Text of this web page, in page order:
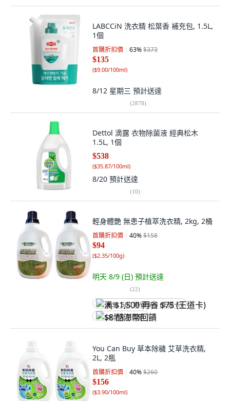
LABCCiN 洗衣精 松葉香 補充包, 1.5L,
1個
首購折扣價 63%$373
$135
($9.00/100ml)
8/12 星期三 預計送達
(2878)
Dettol 滴露 衣物除菌液 經典松木
1.5L, 1個
$538
($35.87/100ml)
8/20 預計送達
(10)
輕身體艷 無患子植萃洗衣精, 2kg, 2桶
首購折扣價 40%$158
$94
($2.35/100g)
明天 8/9 (日) 預計送達
(22)
满 $1,500 再省 $75 (王道卡)
$8 酷澎幣回饋
You Can Buy 草本除穢 艾草洗衣精,
2L, 2瓶
首購折扣價 40%$260
$156
($3.90/100ml)